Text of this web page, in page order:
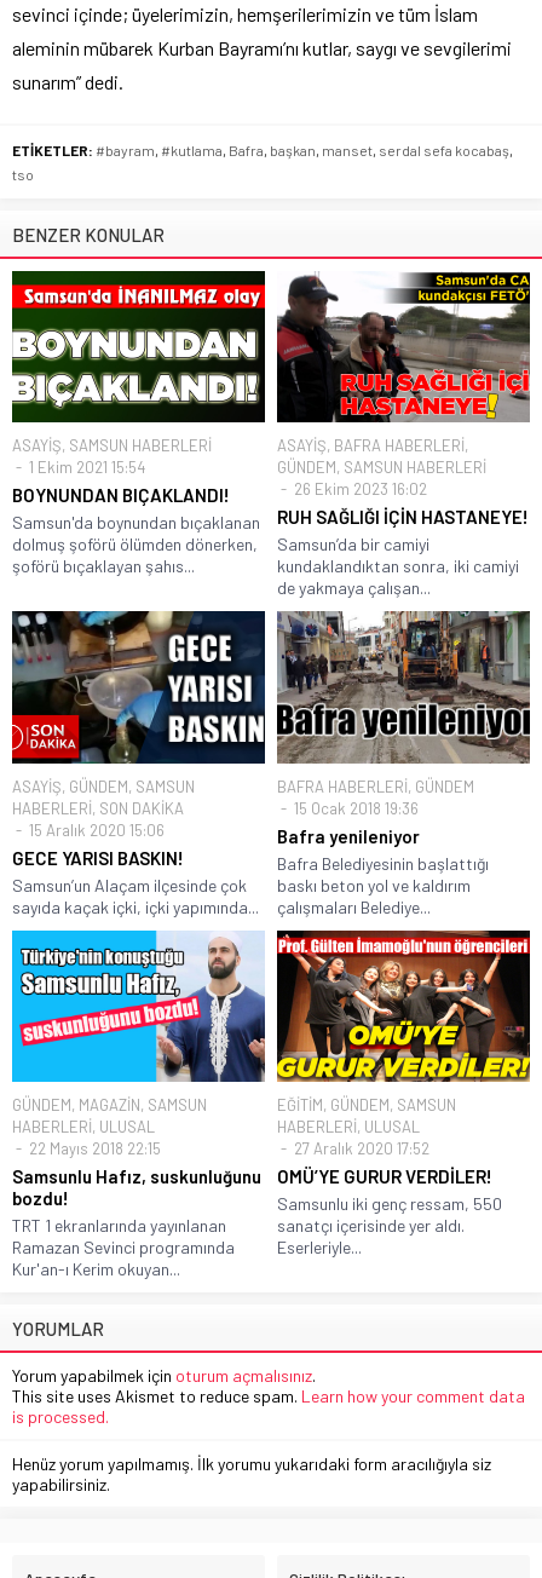
sevinci içinde; üyelerimizin, hemşerilerimizin ve tüm İslam
aleminin mübarek Kurban Bayramı’nı kutlar, saygı ve sevgilerimi
sunarım” dedi.
ETİKETLER: #bayram #kutlama Bafra başkan manset serdal sefa kocabaş
tso
BENZER KONULAR
ASAYİŞ, SAMSUN HABERLERİ
1 Ekim 2021 15:54
BOYNUNDAN BIÇAKLANDI!
Samsun'da boynundan bıçaklanan
dolmuş şoförü ölümden dönerken,
şoförü bıçaklayan şahıs...
ASAYİŞ, BAFRA HABERLERİ,
GÜNDEM, SAMSUN HABERLERİ
26 Ekim 2023 16:02
RUH SAĞLIĞI İÇİN HASTANEYE!
Samsun’da bir camiyi
kundaklandıktan sonra, iki camiyi
de yakmaya çalışan...
ASAYİŞ, GÜNDEM, SAMSUN
HABERLERİ, SON DAKİKA
15 Aralık 2020 15:06
GECE YARISI BASKIN!
Samsun’un Alaçam ilçesinde çok
sayıda kaçak içki, içki yapımında...
BAFRA HABERLERİ, GÜNDEM
15 Ocak 2018 19:36
Bafra yenileniyor
Bafra Belediyesinin başlattığı
baskı beton yol ve kaldırım
çalışmaları Belediye...
GÜNDEM, MAGAZİN, SAMSUN
HABERLERİ, ULUSAL
22 Mayıs 2018 22:15
Samsunlu Hafız, suskunluğunu
bozdu!
TRT 1 ekranlarında yayınlanan
Ramazan Sevinci programında
Kur'an-ı Kerim okuyan...
EĞİTİM, GÜNDEM, SAMSUN
HABERLERİ, ULUSAL
27 Aralık 2020 17:52
OMÜ’YE GURUR VERDİLER!
Samsunlu iki genç ressam, 550
sanatçı içerisinde yer aldı.
Eserleriyle...
YORUMLAR
Yorum yapabilmek için oturum açmalısınız.
This site uses Akismet to reduce spam. Learn how your comment data
is processed.
Henüz yorum yapılmamış. İlk yorumu yukarıdaki form aracılığıyla siz
yapabilirsiniz.